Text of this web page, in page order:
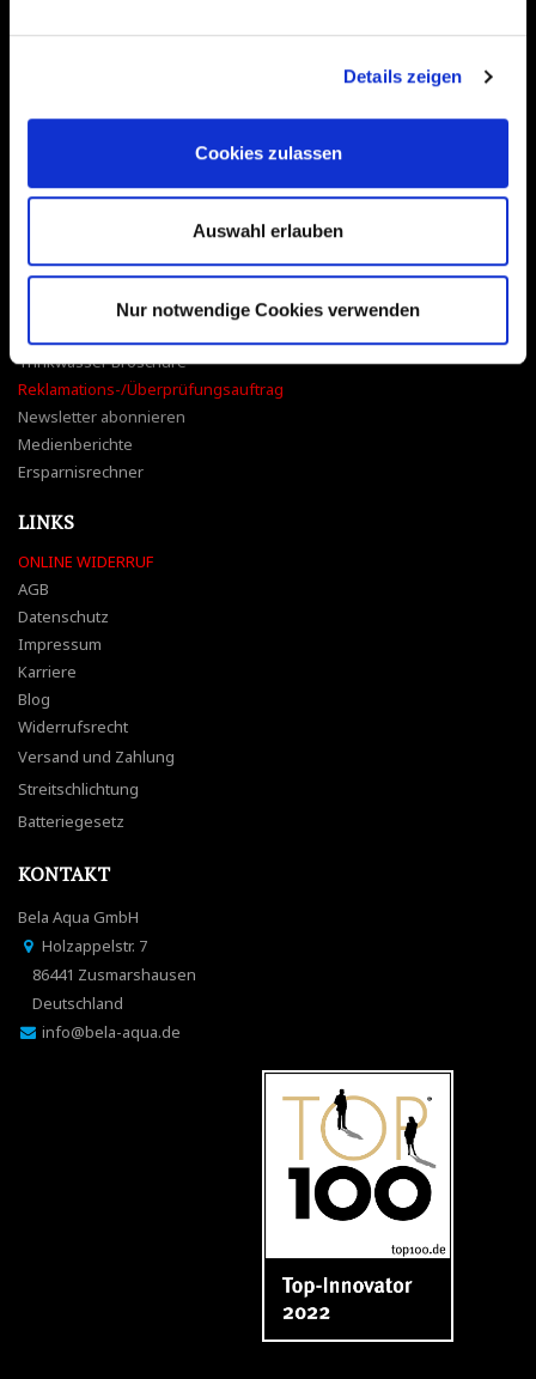
Details zeigen
Cookies zulassen
Auswahl erlauben
Nur notwendige Cookies verwenden
Pinterest
Filterwechsel Support
Kontaktanfrage
Trinkwasser Broschüre
Reklamations-/Überprüfungsauftrag
Newsletter abonnieren
Medienberichte
Ersparnisrechner
LINKS
ONLINE WIDERRUF
AGB
Datenschutz
Impressum
Karriere
Blog
Widerrufsrecht
Versand und Zahlung
Streitschlichtung
Batteriegesetz
KONTAKT
Bela Aqua GmbH
Holzappelstr. 7
86441 Zusmarshausen
Deutschland
info@bela-aqua.de